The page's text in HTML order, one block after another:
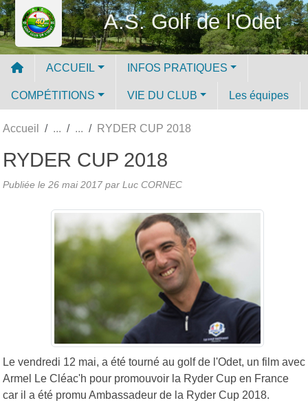
A.S. Golf de l'Odet
ACCUEIL INFOS PRATIQUES
COMPÉTITIONS VIE DU CLUB Les équipes
Accueil RYDER CUP 2018
RYDER CUP 2018
Publiée le 26 mai 2017 par Luc CORNEC
Le vendredi 12 mai, a été tourné au golf de l'Odet, un film avec
Armel Le Cléac'h pour promouvoir la Ryder Cup en France
car il a été promu Ambassadeur de la Ryder Cup 2018.
Panneau de gestion des cookies